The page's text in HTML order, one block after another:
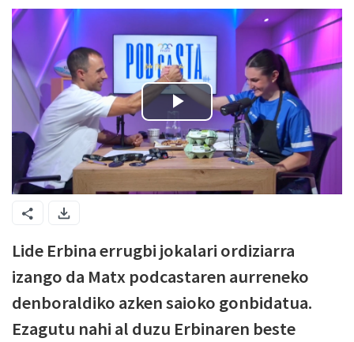
Lide Erbina errugbi jokalari ordiziarra
izango da Matx podcastaren aurreneko
denboraldiko azken saioko gonbidatua.
Ezagutu nahi al duzu Erbinaren beste